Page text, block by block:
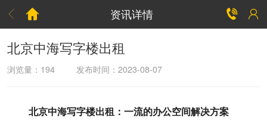
  资讯详情 
北京中海写字楼出租
浏览量： 194 发布时间：2023-08-07
北京中海写字楼出租：一流的办公空间解决方案